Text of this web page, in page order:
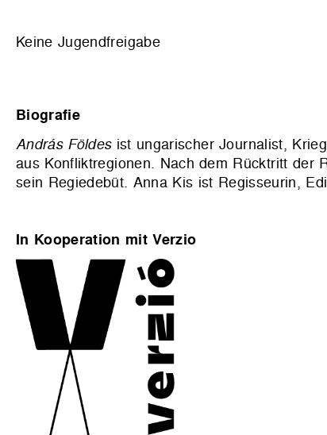
Keine Jugendfreigabe
Biografie
András Földesist ungarischer Journalist,
aus Konfliktregionen. Nach dem Rücktritt der
sein Regiedebüt. Anna Kis ist Regisseurin,
In Kooperation mit Verzio